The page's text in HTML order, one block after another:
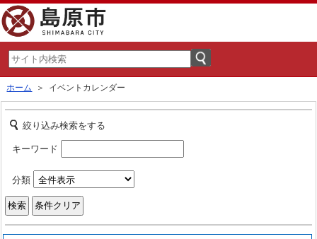
ホーム ＞ イベントカレンダー
絞り込み検索をする
キーワード
分類